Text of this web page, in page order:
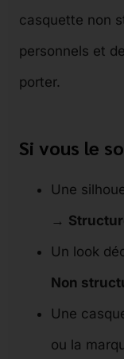
casquette non
personnels et
porter.
Si vous le
Une
→
Un look
Non
Une
ou la